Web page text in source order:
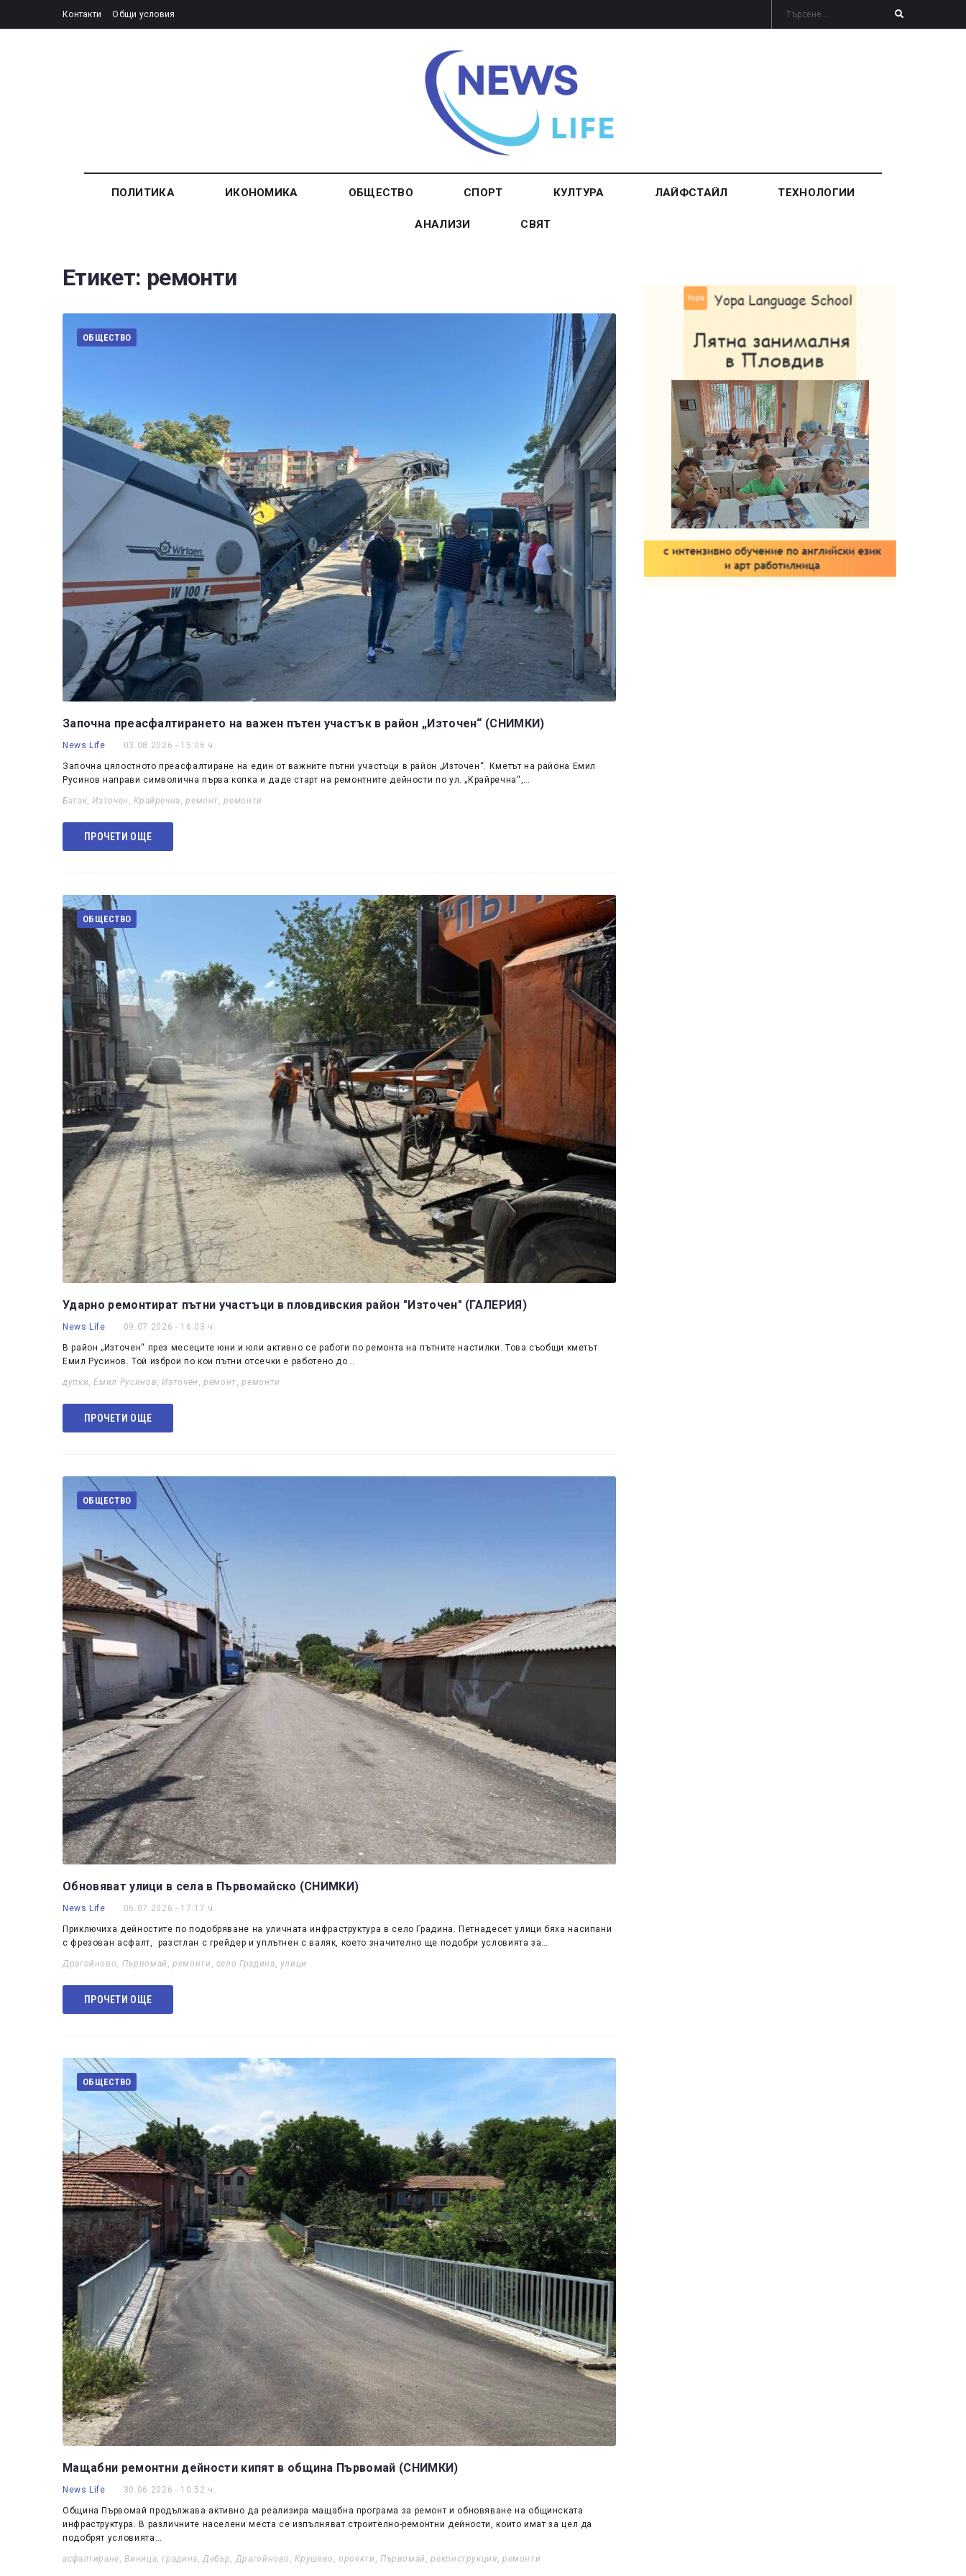
Контакти Общи условия
ПОЛИТИКА ИКОНОМИКА ОБЩЕСТВО СПОРТ КУЛТУРА ЛАЙФСТАЙЛ ТЕХНОЛОГИИ
АНАЛИЗИ СВЯТ
Етикет: ремонти
ОБЩЕСТВО
Започна преасфалтирането на важен пътен участък в район „Източен“ (СНИМКИ)
News Life 03.08.2026 - 15:06 ч.
Започна цялостното преасфалтиране на един от важните пътни участъци в район „Източен“. Кметът на района Емил
Русинов направи символична първа копка и даде старт на ремонтните дейности по ул. „Крайречна“,…
Батак,Източен ,Крайречна,ремонт,ремонти
ПРОЧЕТИ ОЩЕ
ОБЩЕСТВО
Ударно ремонтират пътни участъци в пловдивския район "Източен" (ГАЛЕРИЯ)
News Life 09.07.2026 - 16:03 ч.
В район „Източен“ през месеците юни и юли активно се работи по ремонта на пътните настилки. Това съобщи кметът
Емил Русинов. Той изброи по кои пътни отсечки е работено до…
дупки,Емил Русинов,Източен ,ремонт,ремонти
ПРОЧЕТИ ОЩЕ
ОБЩЕСТВО
Обновяват улици в села в Първомайско (СНИМКИ)
News Life 06.07.2026 - 17:17 ч.
Приключиха дейностите по подобряване на уличната инфраструктура в село Градина. Петнадесет улици бяха насипани
с фрезован асфалт, разстлан с грейдер и уплътнен с валяк, което значително ще подобри условията за…
Драгойново, Първомай ,ремонти , село Градина, улици
ПРОЧЕТИ ОЩЕ
ОБЩЕСТВО
Мащабни ремонтни дейности кипят в община Първомай (СНИМКИ)
News Life 30.06.2026 - 10:52 ч.
Община Първомай продължава активно да реализира мащабна програма за ремонт и обновяване на общинската
инфраструктура. В различните населени места се изпълняват строително-ремонтни дейности, които имат за цел да
подобрят условията…
асфалтиране,Виница,градина,Дебър, Драгойново ,Крушево ,проекти , Първомай ,реконструкция, ремонти